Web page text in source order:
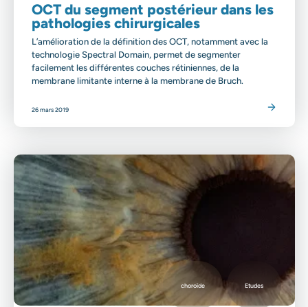
OCT du segment postérieur dans les
pathologies chirurgicales
L’amélioration de la définition des OCT, notamment avec la
technologie Spectral Domain, permet de segmenter
facilement les différentes couches rétiniennes, de la
membrane limitante interne à la membrane de Bruch.
26 mars 2019
Etudes
choroïde